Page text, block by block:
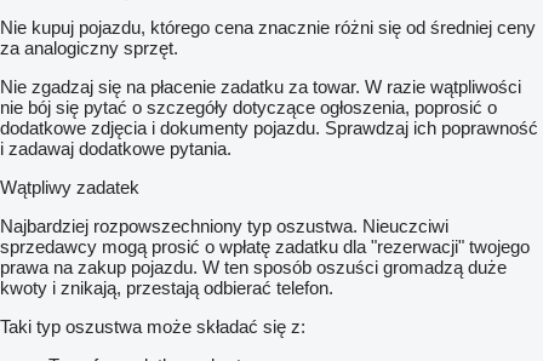
Nie kupuj pojazdu, którego cena znacznie różni się od średniej ceny
za analogiczny sprzęt.
Nie zgadzaj się na płacenie zadatku za towar. W razie wątpliwości
nie bój się pytać o szczegóły dotyczące ogłoszenia, poprosić o
dodatkowe zdjęcia i dokumenty pojazdu. Sprawdzaj ich poprawność
i zadawaj dodatkowe pytania.
Wątpliwy zadatek
Najbardziej rozpowszechniony typ oszustwa. Nieuczciwi
sprzedawcy mogą prosić o wpłatę zadatku dla "rezerwacji" twojego
prawa na zakup pojazdu. W ten sposób oszuści gromadzą duże
kwoty i znikają, przestają odbierać telefon.
Taki typ oszustwa może składać się z: